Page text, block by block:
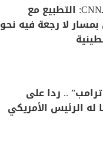
مصدر سعودي لـCNN: التطبيع مع
لا رجعة فيه نحو
.. ردا على
الرئيس الأمريكي